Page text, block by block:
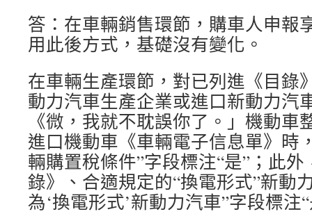
答：在車輛銷售環節，購車人申報
用此後方式，基礎沒有變化。
在車輛生產環節，對已列進《目錄
動力汽車生產企業或進口新動力汽
《微，我就不耽誤你了。」機動車
進口機動車《車輛電子信息單》時
輛購置稅條件”字段標注“是”；此
錄》、合適規定的“換電形式”新動
為‘換電形式’新動力汽車”字段標注